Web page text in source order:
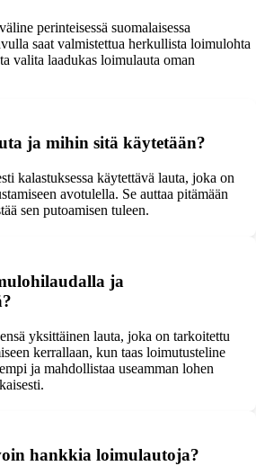
perinteisessä suomalaisessa
saat valmistettua herkullista loimulohta
valita laadukas loimulauta oman
ja mihin sitä käytetään?
kalastuksessa käytettävä lauta, joka on
avotulella. Se auttaa pitämään
sen putoamisen tuleen.
ja
yksittäinen lauta, joka on tarkoitettu
kerrallaan, kun taas loimutusteline
ja mahdollistaa useamman lohen
hankkia loimulautoja?